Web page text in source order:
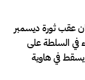
عقب ثورة ديسمبر
في السلطة على
في هاوية